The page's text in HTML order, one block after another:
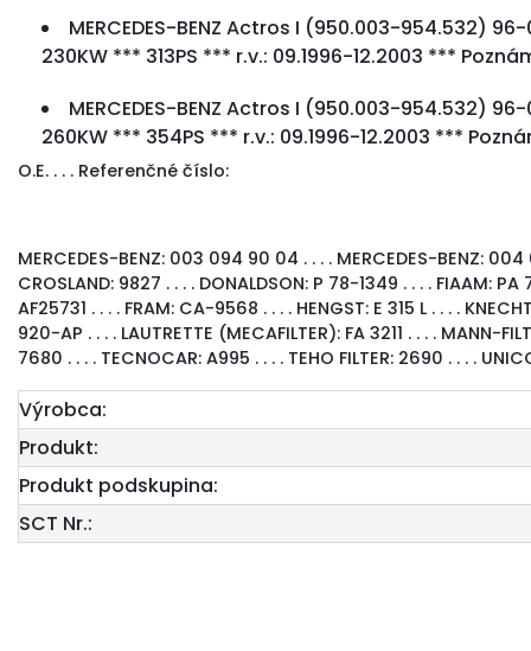
MERCEDES-BENZ Actros I (950.003-954.532)
230KW *** 313PS *** r.v.: 09.1996-12.2003 ***
MERCEDES-BENZ Actros I (950.003-954.532)
260KW *** 354PS *** r.v.: 09.1996-12.2003 ***
MERCEDES-BENZ Actros I (950.003-954.532)
315KW *** 428PS *** r.v.: 09.1996-12.2003 ***
MERCEDES-BENZ Actros I (950.003-954.532)
MERCEDES-BENZ Actros I (950.003-954.532)
315KW *** 428PS *** r.v.: 01.1997-12.2003 ***
MERCEDES-BENZ Actros I (950.003-954.532)
230KW *** 331PS *** r.v.: 11.1997-12.2003 ***
O.E. . . . Referenčné číslo:
MERCEDES-BENZ: 003 094 90 04 . . . . MERCEDES-BENZ:
CROSLAND: 9827 . . . . DONALDSON: P 78-1349 . . . . FIAAM: PA
AF25731 . . . . FRAM: CA-9568 . . . . HENGST: E 315 L . . . .
920-AP . . . . LAUTRETTE (MECAFILTER): FA 3211 . . . . MANN-
7680 . . . . TECNOCAR: A995 . . . . TEHO FILTER: 2690 . . . .
Výrobca:
Produkt:
Produkt podskupina:
SCT Nr.: